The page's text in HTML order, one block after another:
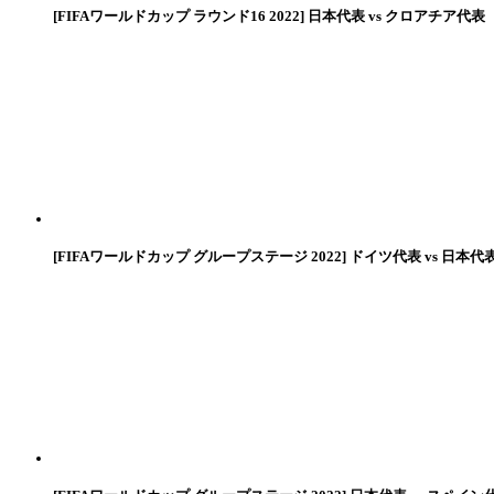
[FIFAワールドカップ ラウンド16 2022] 日本代表 vs クロアチア代表
[FIFAワールドカップ グループステージ 2022] ドイツ代表 vs 日本代